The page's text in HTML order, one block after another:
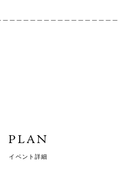
PLAN
イベント詳細